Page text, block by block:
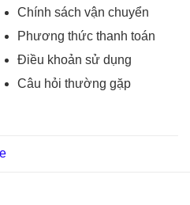
Chính sách vận chuyển
Phương thức thanh toán
Điều khoản sử dụng
Câu hỏi thường gặp